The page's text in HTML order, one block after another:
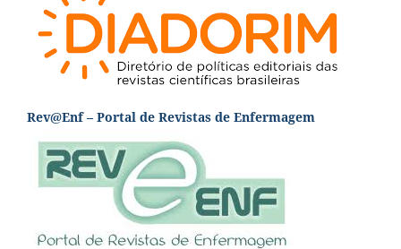
Rev@Enf – Portal de Revistas de Enfermagem